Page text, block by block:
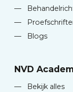
—
—
—
Blogs
NVD
—
Bekijk alles